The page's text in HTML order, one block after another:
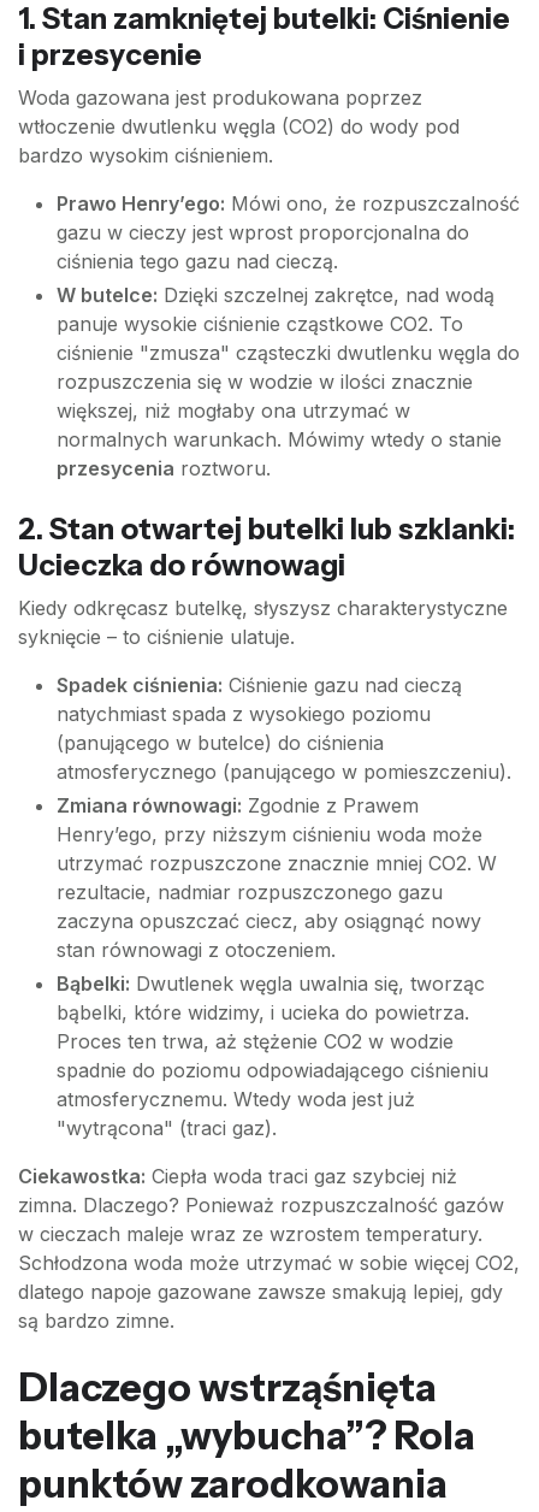
1. Stan zamkniętej butelki: Ciśnienie
i przesycenie
Woda gazowana jest produkowana poprzez
wtłoczenie dwutlenku węgla (CO2) do wody pod
bardzo wysokim ciśnieniem.
Prawo Henry’ego: Mówi ono, że rozpuszczalność
gazu w cieczy jest wprost proporcjonalna do
ciśnienia tego gazu nad cieczą.
W butelce: Dzięki szczelnej zakrętce, nad wodą
panuje wysokie ciśnienie cząstkowe CO2. To
ciśnienie "zmusza" cząsteczki dwutlenku węgla do
rozpuszczenia się w wodzie w ilości znacznie
większej, niż mogłaby ona utrzymać w
normalnych warunkach. Mówimy wtedy o stanie
przesycenia roztworu.
2. Stan otwartej butelki lub szklanki:
Ucieczka do równowagi
Kiedy odkręcasz butelkę, słyszysz charakterystyczne
syknięcie – to ciśnienie ulatuje.
Spadek ciśnienia: Ciśnienie gazu nad cieczą
natychmiast spada z wysokiego poziomu
(panującego w butelce) do ciśnienia
atmosferycznego (panującego w pomieszczeniu).
Zmiana równowagi: Zgodnie z Prawem
Henry’ego, przy niższym ciśnieniu woda może
utrzymać rozpuszczone znacznie mniej CO2. W
rezultacie, nadmiar rozpuszczonego gazu
zaczyna opuszczać ciecz, aby osiągnąć nowy
stan równowagi z otoczeniem.
Bąbelki: Dwutlenek węgla uwalnia się, tworząc
bąbelki, które widzimy, i ucieka do powietrza.
Proces ten trwa, aż stężenie CO2 w wodzie
spadnie do poziomu odpowiadającego ciśnieniu
atmosferycznemu. Wtedy woda jest już
"wytrącona" (traci gaz).
Ciekawostka: Ciepła woda traci gaz szybciej niż
zimna. Dlaczego? Ponieważ rozpuszczalność gazów
w cieczach maleje wraz ze wzrostem temperatury.
Schłodzona woda może utrzymać w sobie więcej CO2,
dlatego napoje gazowane zawsze smakują lepiej, gdy
są bardzo zimne.
Dlaczego wstrząśnięta
butelka „wybucha”? Rola
punktów zarodkowania